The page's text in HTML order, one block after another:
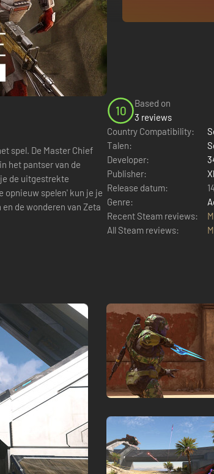
het pantser van de
de uitgestrekte
de wonderen van Zeta
10
Based on
3 reviews
Country Compatibility:
Talen:
Developer:
Publisher:
Release datum:
Genre:
Recent Steam reviews:
All Steam reviews: